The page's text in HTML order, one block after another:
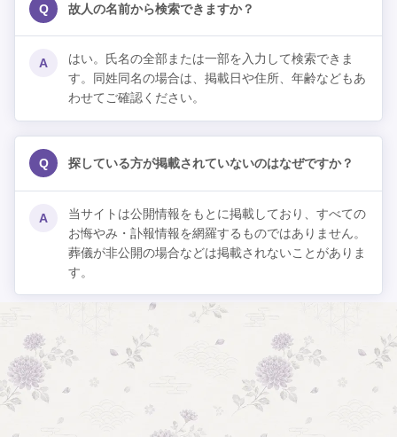
Q 故人の名前から検索できますか？
A
はい。氏名の全部または一部を入力して検索できま
す。同姓同名の場合は、掲載日や住所、年齢などもあ
わせてご確認ください。
Q 探している方が掲載されていないのはなぜですか？
A
当サイトは公開情報をもとに掲載しており、すべての
お悔やみ・訃報情報を網羅するものではありません。
葬儀が非公開の場合などは掲載されないことがありま
す。